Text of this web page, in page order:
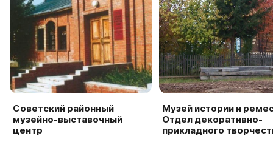
Советский районный
музейно-выставочный
центр
Музей истории и
Отдел декоративно-
прикладного